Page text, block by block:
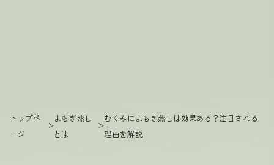
トップペ
ージ
>
よもぎ蒸し
とは
>
むくみによもぎ蒸しは効果ある？注目される
理由を解説